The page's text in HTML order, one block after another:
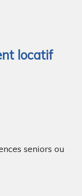
locatif
seniors ou